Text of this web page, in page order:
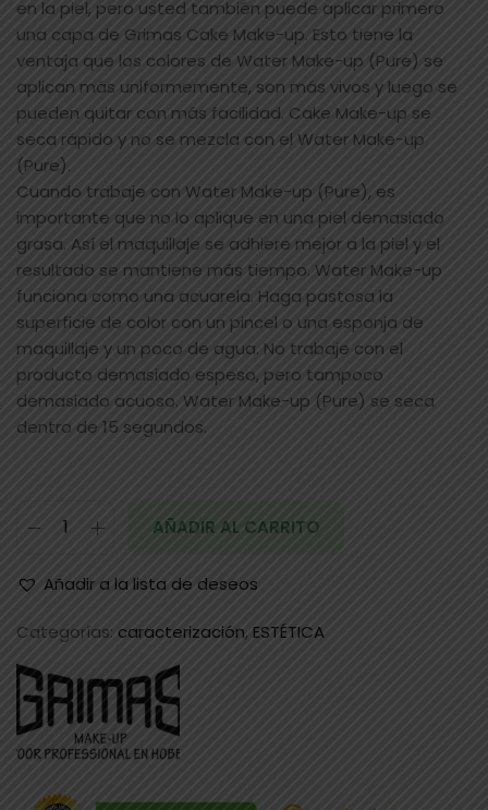
en la piel, pero usted también puede aplicar primero
una capa de Grimas Cake Make-up. Esto tiene la
ventaja que los colores de Water Make-up (Pure) se
aplican más uniformemente, son más vivos y luego se
pueden quitar con más facilidad. Cake Make-up se
seca rápido y no se mezcla con el Water Make-up
(Pure).
Cuando trabaje con Water Make-up (Pure), es
importante que no lo aplique en una piel demasiado
grasa. Así el maquillaje se adhiere mejor a la piel y el
resultado se mantiene más tiempo. Water Make-up
funciona como una acuarela. Haga pastosa la
superficie de color con un pincel o una esponja de
maquillaje y un poco de agua. No trabaje con el
producto demasiado espeso, pero tampoco
demasiado acuoso. Water Make-up (Pure) se seca
dentro de 15 segundos.
AÑADIR AL CARRITO
Añadir a la lista de deseos
Categorías: caracterización, ESTÉTICA